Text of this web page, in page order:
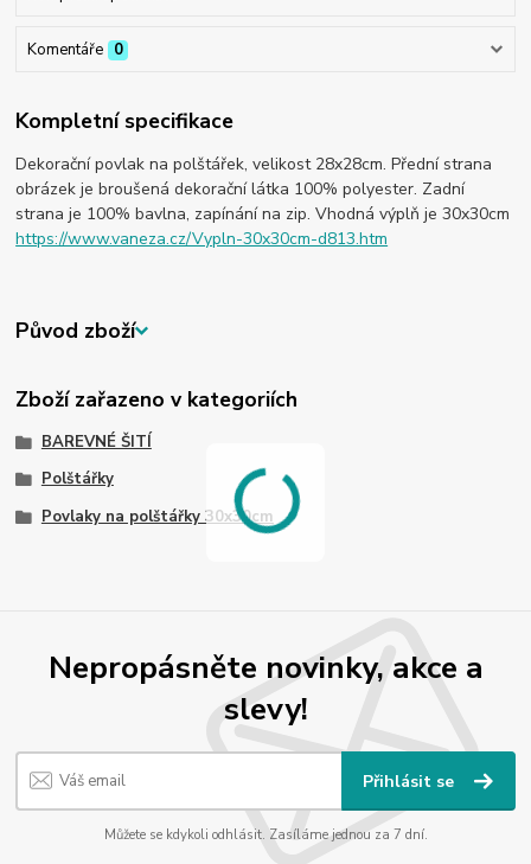
Komentáře 0
Kompletní specifikace
Dekorační povlak na polštářek, velikost 28x28cm. Přední strana
obrázek je broušená dekorační látka 100% polyester. Zadní
strana je 100% bavlna, zapínání na zip. Vhodná výplň je 30x30cm
https://www.vaneza.cz/Vypln-30x30cm-d813.htm
Původ zboží
Zboží zařazeno v kategoriích
BAREVNÉ ŠITÍ
Polštářky
Povlaky na polštářky 30x30cm
Nepropásněte novinky, akce a
slevy!
Přihlásit se
Můžete se kdykoli odhlásit. Zasíláme jednou za 7 dní.